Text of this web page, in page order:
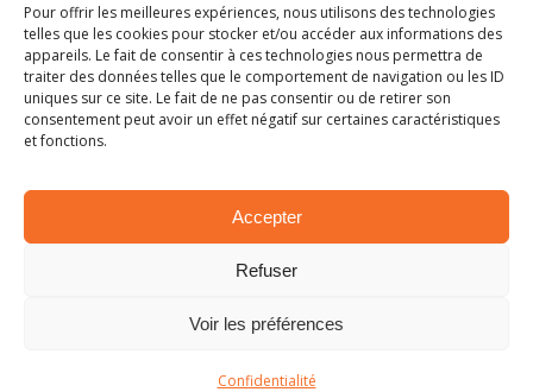
Pour offrir les meilleures expériences, nous utilisons des technologies
telles que les cookies pour stocker et/ou accéder aux informations des
appareils. Le fait de consentir à ces technologies nous permettra de
traiter des données telles que le comportement de navigation ou les ID
uniques sur ce site. Le fait de ne pas consentir ou de retirer son
consentement peut avoir un effet négatif sur certaines caractéristiques
et fonctions.
Accepter
Refuser
Voir les préférences
Confidentialité
CHAMPIONNAT